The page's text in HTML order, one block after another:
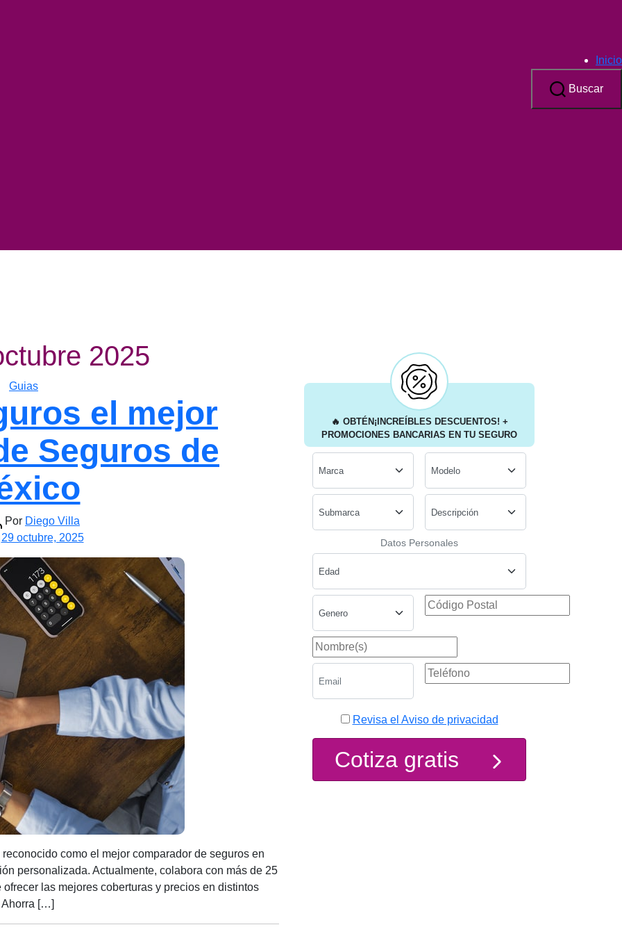
Inicio
Buscar
2025
Categorías
Guias
el mejor
Seguros de
Por Diego Villa
29 octubre, 2025
como el mejor comparador de seguros en
personalizada. Actualmente, colabora con más de 25
las mejores coberturas y precios en distintos
Ahorra […]
🔥 OBTÉN ¡INCREÍBLES DESCUENTOS! +
PROMOCIONES BANCARIAS EN TU SEGURO
Datos Personales
Revisa el Aviso de privacidad
Cotiza gratis